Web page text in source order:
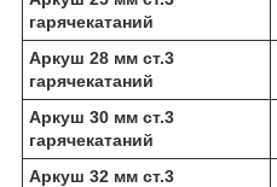
гарячекатаний
Аркуш 28 мм ст.3
гарячекатаний
Аркуш 30 мм ст.3
гарячекатаний
Аркуш 32 мм ст.3